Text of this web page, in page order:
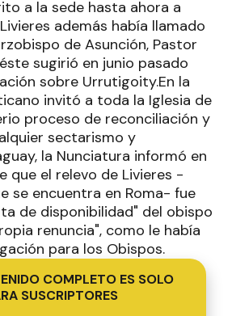
a la sede hasta ahora a
además había llamado
de Asunción, Pastor
sugirió en junio pasado
sobre Urrutigoity.En la
invitó a toda la Iglesia de
proceso de reconciliación y
sectarismo y
la Nunciatura informó en
que el relevo de Livieres -
se encuentra en Roma- fue
de disponibilidad" del obispo
renuncia", como le había
para los Obispos.
COMPLETO ES SOLO
SUSCRIPTORES